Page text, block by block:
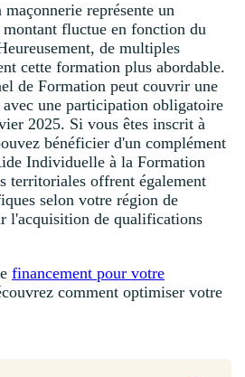
représente un
fluctue en fonction du
de multiples
cette formation plus abordable.
de Formation peut couvrir une
une participation obligatoire
2025. Si vous êtes inscrit à
bénéficier d'un complément
Individuelle à la Formation
territoriales offrent également
selon votre région de
l'acquisition de qualifications
financement pour votre
comment optimiser votre